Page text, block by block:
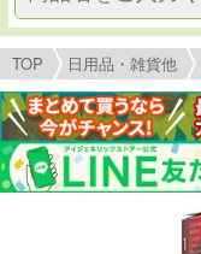
TOP 日用品・雑貨他